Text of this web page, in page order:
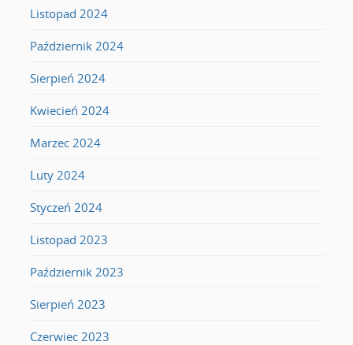
Listopad 2024
Październik 2024
Sierpień 2024
Kwiecień 2024
Marzec 2024
Luty 2024
Styczeń 2024
Listopad 2023
Październik 2023
Sierpień 2023
Czerwiec 2023